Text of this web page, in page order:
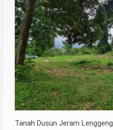
Tanah Dusun Jeram Lenggeng